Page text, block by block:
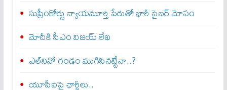
సుప్రీంకోర్టు న్యాయమూర్తి పేరుతో భారీ సైబర్ మోసం
మోదీకి సీఎం విజయ్ లేఖ
ఎల్‌నినో గండం ముగిసినట్టేనా..?
యూపీఐపై ఛార్జీలు..